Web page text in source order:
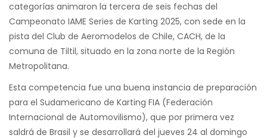
categorías animaron la tercera de seis fechas del
Campeonato IAME Series de Karting 2025, con sede en la
pista del Club de Aeromodelos de Chile, CACH, de la
comuna de Tiltil, situado en la zona norte de la Región
Metropolitana.
Esta competencia fue una buena instancia de preparación
para el Sudamericano de Karting FIA (Federación
Internacional de Automovilismo), que por primera vez
saldrá de Brasil y se desarrollará del jueves 24 al domingo